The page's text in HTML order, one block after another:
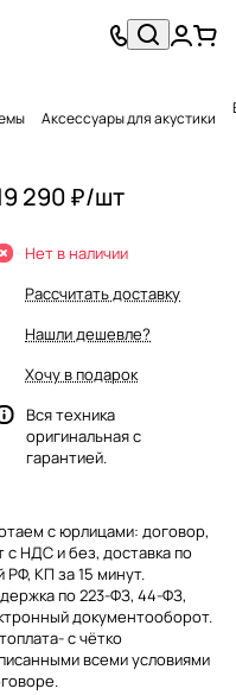
Аксессуары для акустики
290 ₽/шт
Нет в наличии
Рассчитать доставку
Нашли дешевле?
Хочу в подарок
Вся техника
оригинальная с
гарантией.
с юрлицами: договор,
с НДС и без, доставка по
РФ, КП за 15 минут.
по 223-ФЗ, 44-ФЗ,
документооборот.
с чётко
всеми условиями